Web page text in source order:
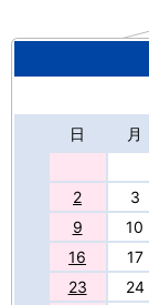
日 月
2
3
9
10
16
17
23
24